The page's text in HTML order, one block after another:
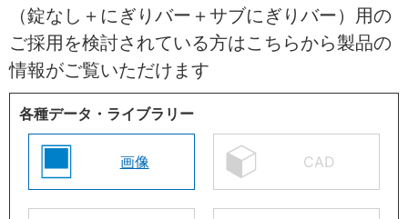
（錠なし＋にぎりバー＋サブにぎりバー）用の
ご採用を検討されている方はこちらから製品の
情報がご覧いただけます
各種データ・ライブラリー
画像 CAD